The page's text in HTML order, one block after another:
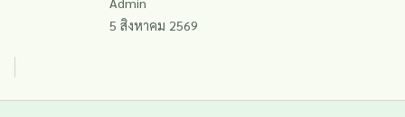
5 สิงหาคม 2569